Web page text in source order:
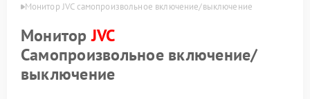
Монитор JVC самопроизвольное включение/выключение
МониторJVC
Самопроизвольное включение/
выключение